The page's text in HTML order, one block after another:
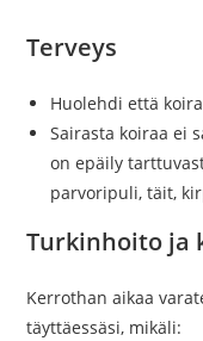
Terveys
Huolehdi että
Sairasta koiraa ei
on epäily
parvoripuli, täit,
Turkinhoito ja
Kerrothan aikaa
täyttäessäsi, mikäli: